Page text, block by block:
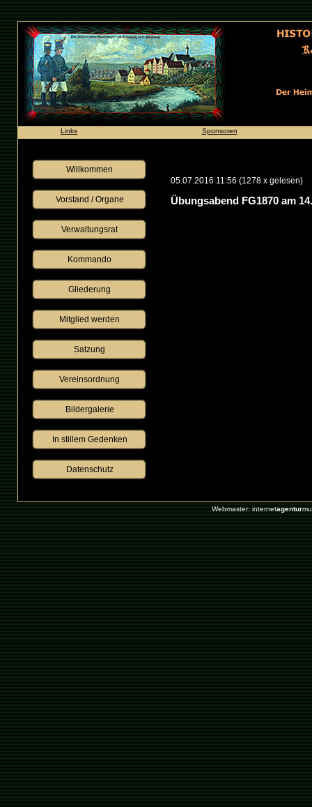
Links Sponsoren
Willkommen
Vorstand / Organe
Verwaltungsrat
Kommando
Gliederung
Mitglied werden
Satzung
Vereinsordnung
Bildergalerie
 In stillem Gedenken 
Datenschutz
05.07.2016 11:56 (1278 x gelesen)
Übungsabend FG1870 am
Webmaster: internetagentur